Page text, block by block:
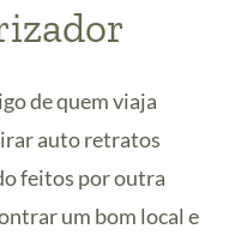
de quem viaja
auto retratos
feitos por outra
um bom local e